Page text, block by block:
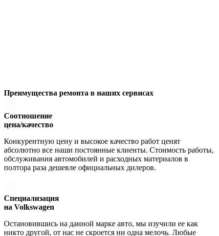
Преимущества ремонта в наших сервисах
Соотношение
цена/качество
Конкурентную цену и высокое качество работ ценят
абсолютно все наши постоянные клиенты. Стоимость работы,
обслуживания автомобилей и расходных материалов в
полтора раза дешевле официальных дилеров.
Специализация
на Volkswagen
Остановившись на данной марке авто, мы изучили ее как
никто другой, от нас не скроется ни одна мелочь. Любые